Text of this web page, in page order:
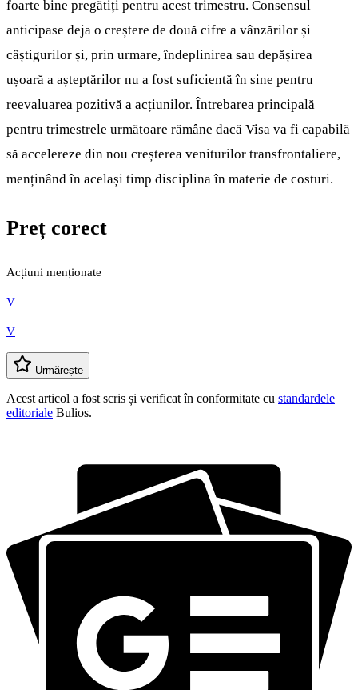
foarte bine pregătiți pentru acest trimestru. Consensul
anticipase deja o creștere de două cifre a vânzărilor și
câștigurilor și, prin urmare, îndeplinirea sau depășirea
ușoară a așteptărilor nu a fost suficientă în sine pentru
reevaluarea pozitivă a acțiunilor. Întrebarea principală
pentru trimestrele următoare rămâne dacă Visa va fi capabilă
să accelereze din nou creșterea veniturilor transfrontaliere,
menținând în același timp disciplina în materie de costuri.
Preț corect
Acțiuni menționate
V
V
Urmărește
Acest articol a fost scris și verificat în conformitate cu standardele
editoriale Bulios.